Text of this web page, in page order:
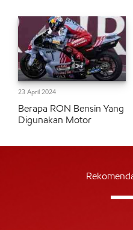
23 April 2024
Berapa RON Bensin Yang
Digunakan Motor